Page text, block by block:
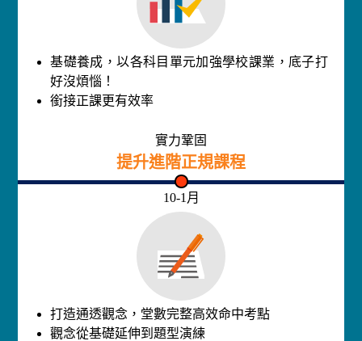
基礎養成，以各科目單元加強學校課業，底子打
好沒煩惱！
銜接正課更有效率
實力鞏固
提升進階正規課程
10-1月
打造通透觀念，堂數完整高效命中考點
觀念從基礎延伸到題型演練